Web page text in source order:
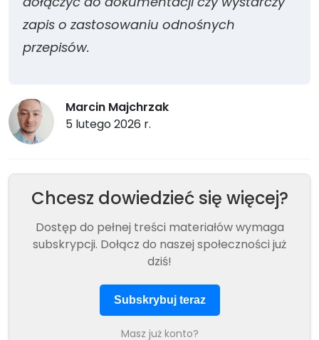
zapis o zastosowaniu odnośnych
przepisów.
Marcin Majchrzak
5 lutego 2026 r.
Chcesz dowiedzieć się więcej?
Dostęp do pełnej treści materiałów wymaga
subskrypcji. Dołącz do naszej społeczności już
dziś!
Subskrybuj teraz
Masz już konto?